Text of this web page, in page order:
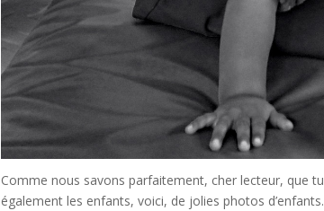
Comme nous savons parfaitement, cher lecteur, que
également les enfants, voici, de jolies photos d’enfants.